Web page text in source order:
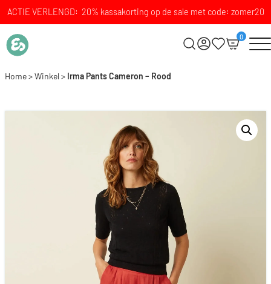
ACTIE VERLENGD: 20% kassakorting op de sale met code: zomer20
0
Home>Winkel> Irma Pants Cameron – Rood